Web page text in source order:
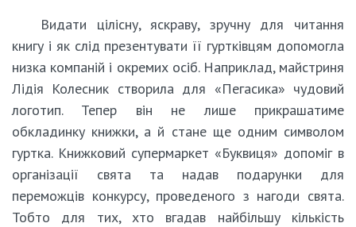
Видати цілісну, яскраву, зручну для читання
книгу і як слід презентувати її гуртківцям допомогла
низка компаній і окремих осіб. Наприклад, майстриня
Лідія Колесник створила для «Пегасика» чудовий
логотип. Тепер він не лише прикрашатиме
обкладинку книжки, а й стане ще одним символом
гуртка. Книжковий супермаркет «Буквиця» допоміг в
організації свята та надав подарунки для
переможців конкурсу, проведеного з нагоди свята.
Тобто для тих, хто вгадав найбільшу кількість